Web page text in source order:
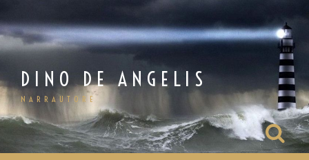
al
contenuto
DINO DE ANGELIS
NARRAUTORE